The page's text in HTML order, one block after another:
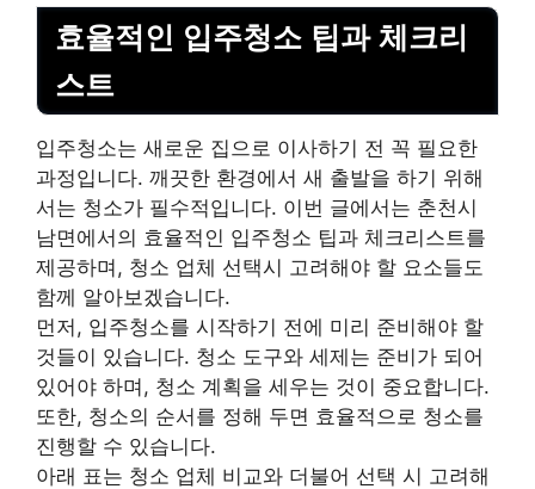
효율적인 입주청소 팁과 체크리
스트
입주청소는 새로운 집으로 이사하기 전 꼭 필요한
과정입니다. 깨끗한 환경에서 새 출발을 하기 위해
서는 청소가 필수적입니다. 이번 글에서는 춘천시
남면에서의 효율적인 입주청소 팁과 체크리스트를
제공하며, 청소 업체 선택시 고려해야 할 요소들도
함께 알아보겠습니다.
먼저, 입주청소를 시작하기 전에 미리 준비해야 할
것들이 있습니다. 청소 도구와 세제는 준비가 되어
있어야 하며, 청소 계획을 세우는 것이 중요합니다.
또한, 청소의 순서를 정해 두면 효율적으로 청소를
진행할 수 있습니다.
아래 표는 청소 업체 비교와 더불어 선택 시 고려해